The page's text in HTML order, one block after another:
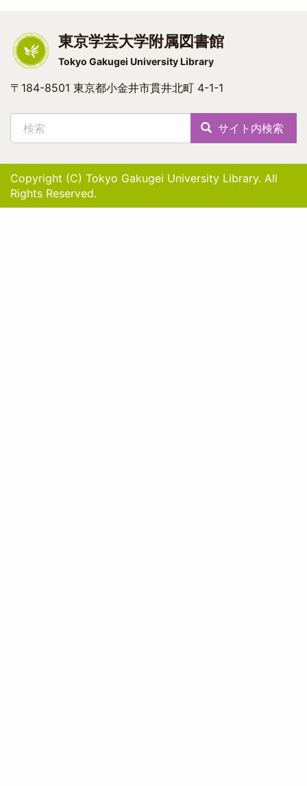
東京学芸大学附属図書館
Tokyo Gakugei University Library
〒184-8501 東京都小金井市貫井北町 4-1-1
検索
サイト内検索
Copyright (C) Tokyo Gakugei University Library. All
Rights Reserved.